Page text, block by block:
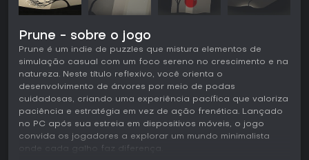
Prune - sobre o jogo
Prune é um indie de puzzles que mistura elementos de
simulação casual com um foco sereno no crescimento e na
natureza. Neste título reflexivo, você orienta o
desenvolvimento de árvores por meio de podas
cuidadosas, criando uma experiência pacífica que valoriza
paciência e estratégia em vez de ação frenética. Lançado
no PC após sua estreia em dispositivos móveis, o jogo
convida os jogadores a explorar um mundo minimalista
onde cada galho faz diferença.